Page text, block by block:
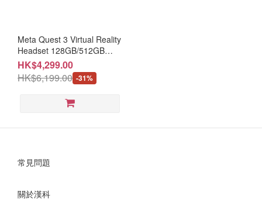
Meta Quest 3 Virtual Reality
Headset 128GB/512GB
(MM-OCUQ312/MM-
OCUQ351) #1 Year
Warranty#Parallel
HK$4,299.00
HK$6,199.00 -31%
常見問題
關於漢科